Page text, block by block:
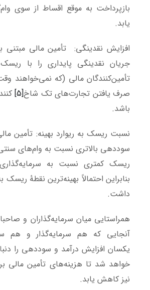
بازپرداخت به موقع اقساط از سوی
یابد.
افزایش نقدینگی: تأمین مالی مبتنی
جریان نقدینگی پایداری را با
تأمین‌کنندگان مالی (که نمی‌خواهند
صرف یافتن تجارت‌های تک شاخ[5]
باشد.
نسبت ریسک به ریوارد بهینه: تأمین
سوددهی بالاتری نسبت به وام‌های
ریسک کمتری نسبت به سرمایه‌گذاری
بنابراین احتمالاً بهینه‌ترین نقطۀ ریسک
داشت.
همراستایی میان سرمایه‌گذاران و
آنجایی که هم سرمایه‌گذار و هم
یکسان افزایش درآمد و سوددهی را
خواهد شد تا هزینه‌های تأمین مالی
نیز کاهش یابد.